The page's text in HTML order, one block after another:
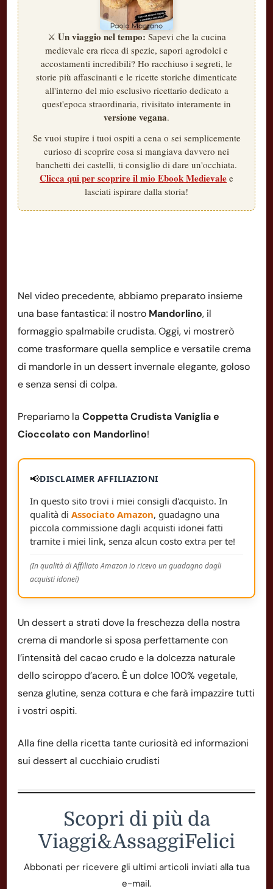
⚔️ Un viaggio nel tempo: Sapevi che la cucina
medievale era ricca di spezie, sapori agrodolci e
accostamenti incredibili? Ho racchiuso i segreti, le
storie più affascinanti e le ricette storiche dimenticate
all'interno del mio esclusivo ricettario dedicato a
quest'epoca straordinaria, rivisitato interamente in
versione vegana.
Se vuoi stupire i tuoi ospiti a cena o sei semplicemente
curioso di scoprire cosa si mangiava davvero nei
banchetti dei castelli, ti consiglio di dare un'occhiata.
Clicca qui per scoprire il mio Ebook Medievale e
lasciati ispirare dalla storia!
Nel video precedente, abbiamo preparato insieme
una base fantastica: il nostro Mandorlino, il
formaggio spalmabile crudista. Oggi, vi mostrerò
come trasformare quella semplice e versatile crema
di mandorle in un dessert invernale elegante, goloso
e senza sensi di colpa.
Prepariamo la Coppetta Crudista Vaniglia e
Cioccolato con Mandorlino!
📢DISCLAIMER AFFILIAZIONI
In questo sito trovi i miei consigli d'acquisto. In
qualità di Associato Amazon, guadagno una
piccola commissione dagli acquisti idonei fatti
tramite i miei link, senza alcun costo extra per te!
(In qualità di Affiliato Amazon io ricevo un guadagno dagli
acquisti idonei)
Un dessert a strati dove la freschezza della nostra
crema di mandorle si sposa perfettamente con
l’intensità del cacao crudo e la dolcezza naturale
dello sciroppo d’acero. È un dolce 100% vegetale,
senza glutine, senza cottura e che farà impazzire tutti
i vostri ospiti.
Alla fine della ricetta tante curiosità ed informazioni
sui dessert al cucchiaio crudisti
Scopri di più da
Viaggi&AssaggiFelici
Abbonati per ricevere gli ultimi articoli inviati alla tua
e-mail.